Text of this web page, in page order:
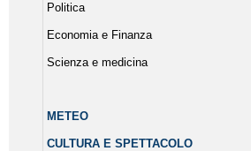
Politica
Economia e Finanza
Scienza e medicina
METEO
CULTURA E SPETTACOLO